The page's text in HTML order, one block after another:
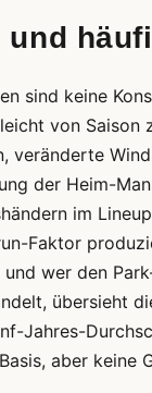
und
sind keine
von Saison
veränderte
der Heim-
im
Faktor
und wer den
übersieht
Jahres-
aber keine